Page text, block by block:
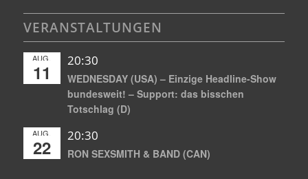
VERANSTALTUNGEN
AUG.
11
20:30
WEDNESDAY (USA) – Einzige Headline-Show
bundesweit! – Support: das bisschen
Totschlag (D)
AUG.
22
20:30
RON SEXSMITH & BAND (CAN)